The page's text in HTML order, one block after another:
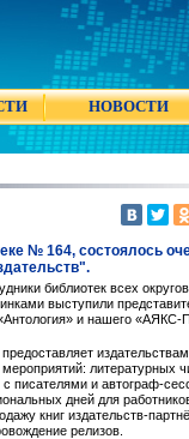
НОВОСТИ
№ 164, состоялось
библиотек всех
выступили
и нашего
издательствам
литературных
писателями и автограф-
дней для
книг издательств-
релизов.